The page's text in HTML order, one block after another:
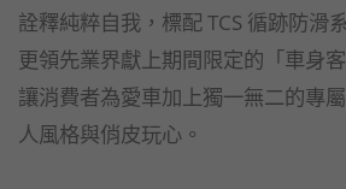
詮釋純粹自我，標配 TCS 循跡防滑
更領先業界獻上期間限定的「車身
讓消費者為愛車加上獨一無二的專
人風格與俏皮玩心。